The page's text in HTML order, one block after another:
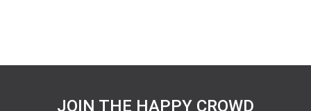
JOIN THE HAPPY CROWD